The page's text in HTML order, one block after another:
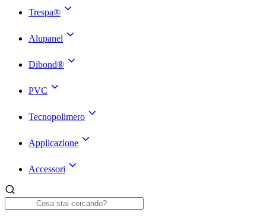
Trespa®
Alupanel
Dibond®
PVC
Tecnopolimero
Applicazione
Accessori